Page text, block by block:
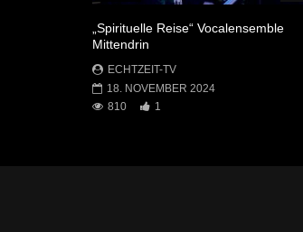
„Spirituelle Reise“ Vocalensemble
Mittendrin
ECHTZEIT-TV
18. NOVEMBER 2024
810
1